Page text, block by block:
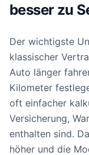
besser zu
Der wichtigste
klassischer
Auto länger
Kilometer
oft einfacher
Versicherung,
enthalten sind.
höher und die